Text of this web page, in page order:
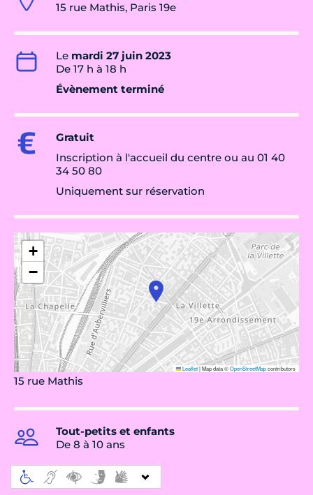
15 rue Mathis, Paris 19e
Le mardi 27 juin 2023
De 17 h à 18 h
Évènement terminé
Gratuit
Inscription à l'accueil du centre ou au 01 40
34 50 80
Uniquement sur réservation
+
−
Leaflet|Map data ©OpenStreetMapcontributors
15 rue Mathis
Tout-petits et enfants
De 8 à 10 ans